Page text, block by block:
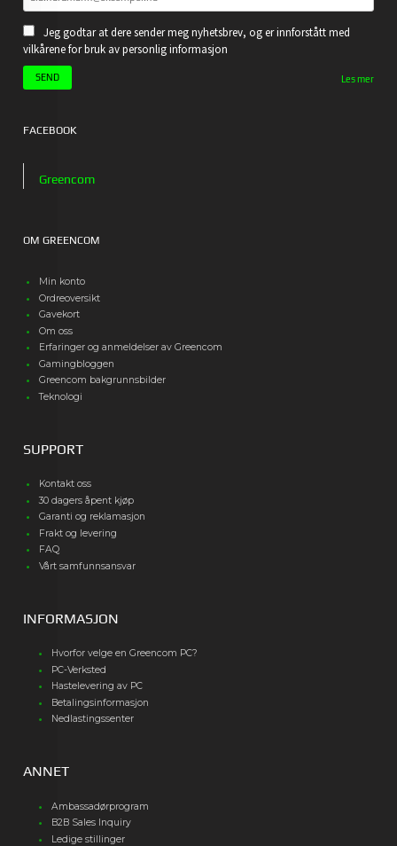
Jeg godtar at dere sender meg nyhetsbrev, og er innforstått med
vilkårene for bruk av personlig informasjon
Les mer
FACEBOOK
Greencom
OM GREENCOM
Min konto
Ordreoversikt
Gavekort
Om oss
Erfaringer og anmeldelser av Greencom
Gamingbloggen
Greencom bakgrunnsbilder
Teknologi
SUPPORT
Kontakt oss
30 dagers åpent kjøp
Garanti og reklamasjon
Frakt og levering
FAQ
Vårt samfunnsansvar
INFORMASJON
Hvorfor velge en Greencom PC?
PC-Verksted
Hastelevering av PC
Betalingsinformasjon
Nedlastingssenter
ANNET
Ambassadørprogram
B2B Sales Inquiry
Ledige stillinger